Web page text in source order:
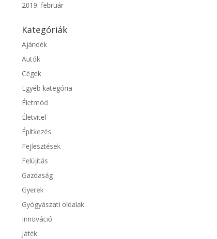
2019. február
Kategóriák
Ajándék
Autók
Cégek
Egyéb kategória
Életmód
Életvitel
Építkezés
Fejlesztések
Felújítás
Gazdaság
Gyerek
Gyógyászati oldalak
Innováció
Játék